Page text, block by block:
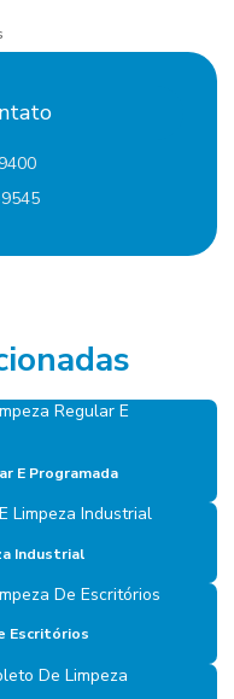
E Programada
Industrial
Escritórios